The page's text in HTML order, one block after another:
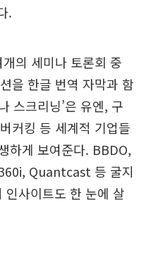
.
의 세미나 토론회 중
을 한글 번역 자막과 함
스크리닝’은 유엔, 구
커킹 등 세계적 기업들
하게 보여준다. BBDO,
Quantcast 등 굴지
인사이트도 한 눈에 살